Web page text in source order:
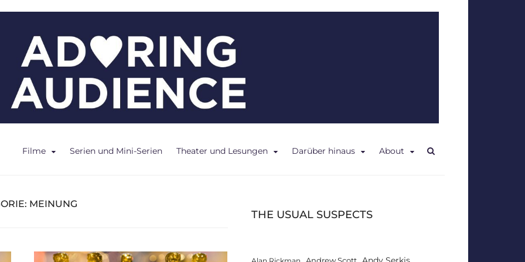
Filme Serien und Mini-Serien Theater und Lesungen Darüber hinaus About
MEINUNG
THE USUAL SUSPECTS
Andy Serkis